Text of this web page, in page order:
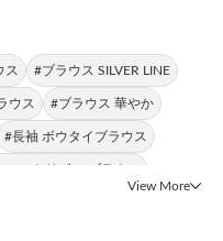
ス #ブラウス SILVER LINE
ウス #ブラウス 華やか
#長袖 ボウタイブラウス
ロントリボン ブラウス
View More